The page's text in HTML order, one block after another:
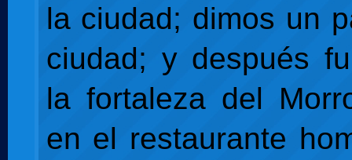
la ciudad; dimos un
ciudad; y después
la fortaleza del
en el restaurante